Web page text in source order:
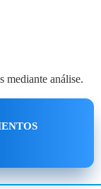
mediante análise.